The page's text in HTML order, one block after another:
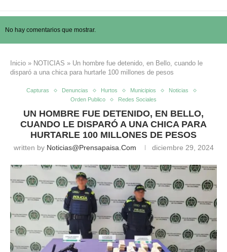
No hay comentarios que mostrar.
Inicio » NOTICIAS » Un hombre fue detenido, en Bello, cuando le
disparó a una chica para hurtarle 100 millones de pesos
Capturas Denuncias Hurtos Municipios
Noticias
Orden Publico
Redes Sociales
UN HOMBRE FUE DETENIDO, EN BELLO,
CUANDO LE DISPARÓ A UNA CHICA PARA
HURTARLE 100 MILLONES DE PESOS
written by Noticias@prensapaisa.com diciembre 29, 2024